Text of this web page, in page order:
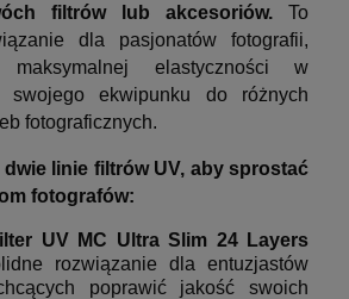
filtrów lub akcesoriów. To
dla pasjonatów fotografii,
elastyczności w
swojego ekwipunku do różnych
fotograficznych.
linie filtrów UV, aby sprostać
fotografów:
UV MC Ultra Slim 24 Layers
rozwiązanie dla entuzjastów
poprawić jakość swoich